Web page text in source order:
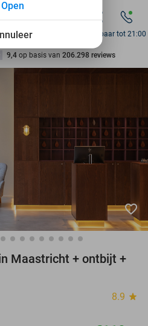
per week beschikbaar
miljoen leden
9,4 op basis van 206.298 reviews
15.000+ deals
Bereikbaar tot 21:00
favorite_border
Maastricht + ontbijt +
8.9 star
Annuleer
Open